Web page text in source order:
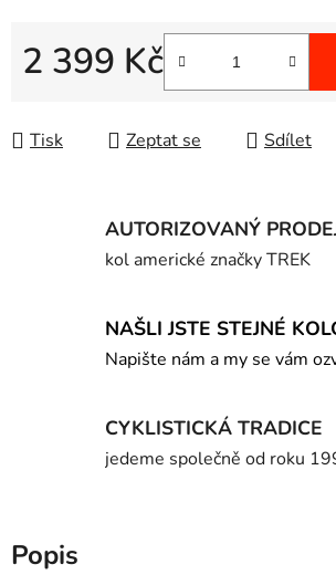
2 399 Kč
Tisk Zeptat se Sdílet
AUTORIZOVANÝ
kol americké značky TREK
NAŠLI JSTE STEJNÉ
Napište nám a my se vám
CYKLISTICKÁ TRADICE
jedeme společně od roku
Popis